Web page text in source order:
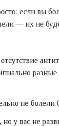
если вы
— их не
разные
не
у вас не